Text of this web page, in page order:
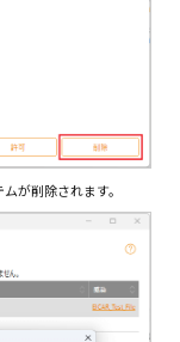
が削除されます。